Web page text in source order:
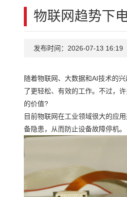
物联网趋势下
发布时间：2026-07-13 16:19
随着物联网、大数据和AI技术的
了更轻松、有效的工作。不过，
的价值?
目前物联网在工业领域很大的应
备隐患，从而防止设备故障停机。